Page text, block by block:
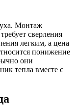
Монтаж
сверления
легким, а цена
понижение
они
тепла вместе с